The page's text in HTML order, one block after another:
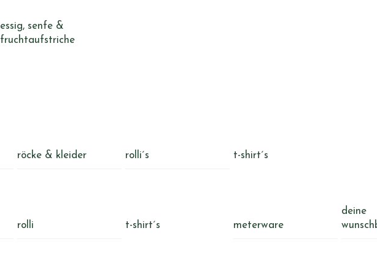
essig, senfe &
fruchtaufstriche
röcke & kleider rolli´s t-shirt´s
rolli t-shirt´s meterware
deine